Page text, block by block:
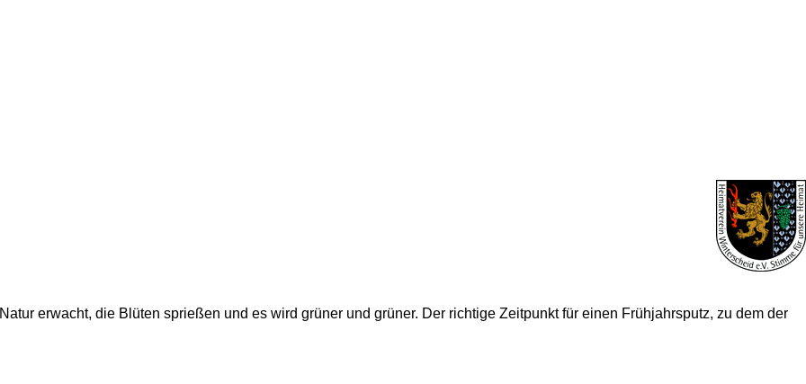
erwacht, die Blüten sprießen und es wird grüner und grüner. Der richtige Zeitpunkt für einen Frühjahrsputz, zu dem der